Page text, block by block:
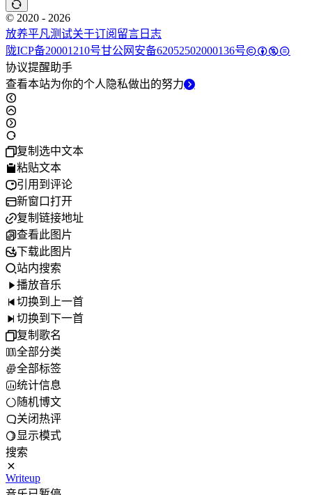
© 2020 - 2026
放养平凡测试关于订阅 留言 日志
陇ICP备20001210号甘公网安备62052502000136号
协议提醒助手
查看本站为你的个人隐私做出的努力
复制选中文本
粘贴文本
引用到评论
新窗口打开
复制链接地址
查看此图片
下载此图片
站内搜索
播放音乐
切换到上一首
切换到下一首
复制歌名
全部分类
全部标签
统计信息
随机博文
关闭热评
显示模式
搜索
Writeup